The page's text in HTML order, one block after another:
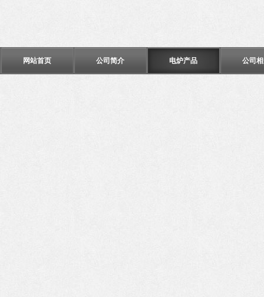
网站首页 公司简介 电炉产品 公司